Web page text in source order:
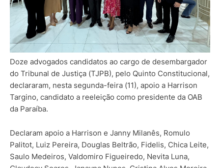
Doze advogados candidatos ao cargo de desembargador
do Tribunal de Justiça (TJPB), pelo Quinto Constitucional,
declararam, nesta segunda-feira (11), apoio a Harrison
Targino, candidato a reeleição como presidente da OAB
da Paraíba.
Declaram apoio a Harrison e Janny Milanês, Romulo
Palitot, Luiz Pereira, Douglas Beltrão, Fidelis, Chica Leite,
Saulo Medeiros, Valdomiro Figueiredo, Nevita Luna,